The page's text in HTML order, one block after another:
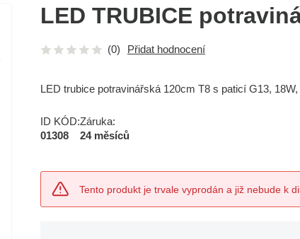
LED TRUBICE
(0) Přidat hodnocení
LED trubice potravinářská 120cm T8 s paticí G13, 18W,
ID KÓD:
01308
Záruka:
24 měsíců
Tento produkt je trvale vyprodán a již nebude k